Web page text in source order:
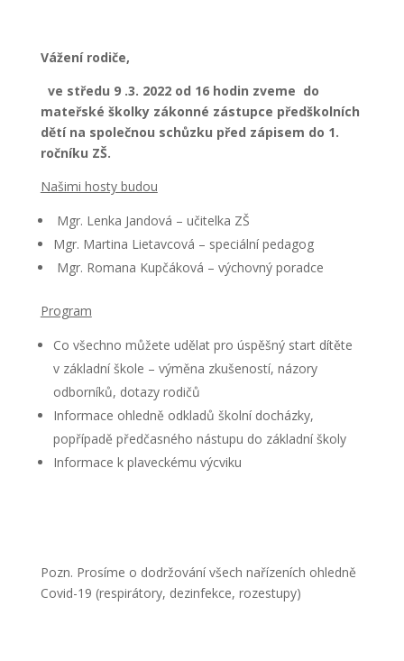
Vážení rodiče,
ve středu 9 .3. 2022 od 16 hodin zveme do
mateřské školky zákonné zástupce předškolních
dětí na společnou schůzku před zápisem do 1.
ročníku ZŠ.
Našimi hosty budou
Mgr. Lenka Jandová – učitelka ZŠ
Mgr. Martina Lietavcová – speciální pedagog
Mgr. Romana Kupčáková – výchovný poradce
Program
Co všechno můžete udělat pro úspěšný start dítěte
v základní škole – výměna zkušeností, názory
odborníků, dotazy rodičů
Informace ohledně odkladů školní docházky,
popřípadě předčasného nástupu do základní školy
Informace k plaveckému výcviku
Pozn. Prosíme o dodržování všech nařízeních ohledně
Covid-19 (respirátory, dezinfekce, rozestupy)